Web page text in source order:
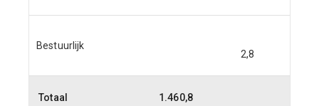
Bestuurlijk
2,8
Totaal
1.460,8